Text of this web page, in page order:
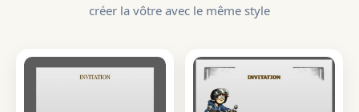
créer la vôtre avec le même style